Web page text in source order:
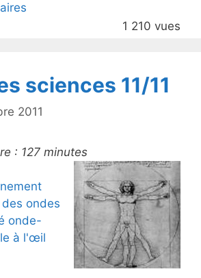
1 210 vues
sciences 11/11
2011
: 127 minutes
ondes
onde-
à l'œil